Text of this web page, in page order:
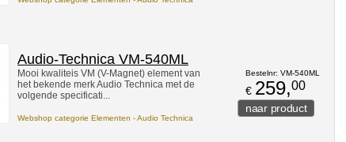
Audio-Technica VM-540ML
Mooi kwaliteis VM (V-Magnet) element van
het bekende merk Audio Technica met de
volgende specificati...
Webshop categorie Elementen - Audio Technica
Bestelnr: VM-540ML
€ 259,00